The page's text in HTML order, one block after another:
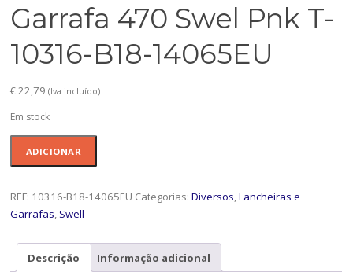
Garrafa 470 Swel Pnk T-
10316-B18-14065EU
€22,79 (Iva incluído)
Em stock
470
Swel
T-
10316-
ADICIONAR
REF: 10316-B18-14065EU Categorias:Diversos,Lancheiras e
Garrafas, Swell
Descrição Informação adicional